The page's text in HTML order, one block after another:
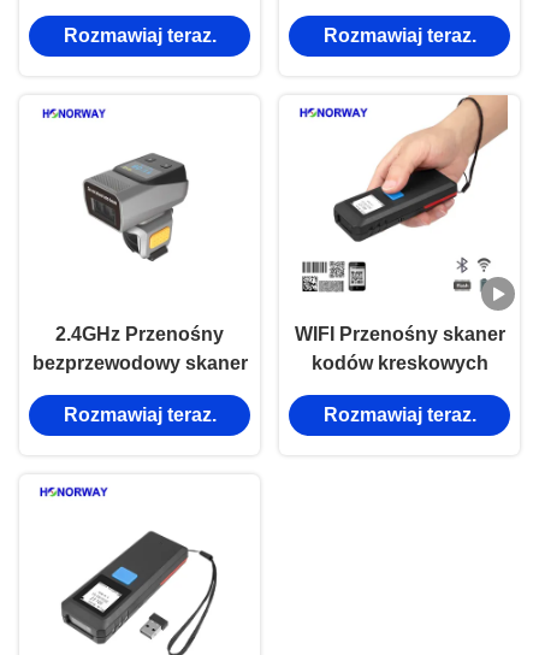
kreskowych Bluetooth
Rozmawiaj teraz.
bezprzewodowy skaner
kodów kreskowych do
w handlu detalicznym
Rozmawiaj teraz.
2.4GHz Przenośny
bezprzewodowy skaner
kodów kreskowych 1D
2D QR Wearable For
Rozmawiaj teraz.
WIFI Przenośny skaner
kodów kreskowych
Bluetooth Kod 128
Maxicode Barcode
Rozmawiaj teraz.